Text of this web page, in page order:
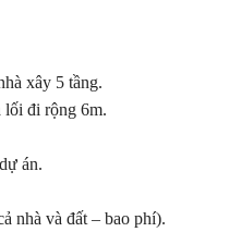
xây 5 tầng.
lối đi rộng 6m.
án.
nhà và đất – bao phí).